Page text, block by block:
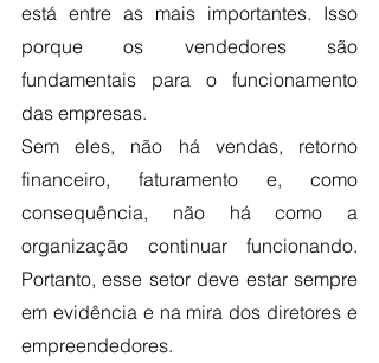
está entre as mais importantes. Isso
porque os vendedores são
fundamentais para o funcionamento
das empresas.
Sem eles, não há vendas, retorno
financeiro, faturamento e, como
consequência, não há como a
organização continuar funcionando.
Portanto, esse setor deve estar sempre
em evidência e na mira dos diretores e
empreendedores.